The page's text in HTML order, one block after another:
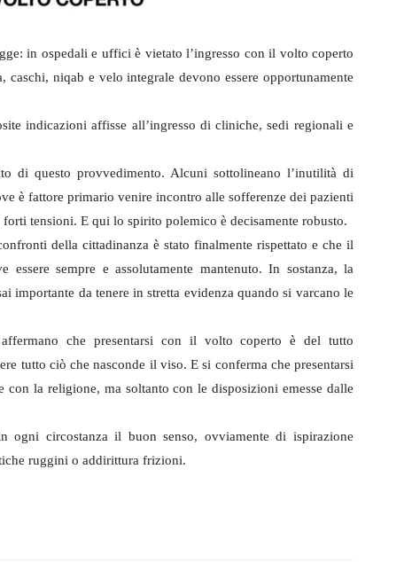
in ospedali e uffici è vietato l’ingresso con il volto coperto
niqab e velo integrale devono essere opportunamente
indicazioni affisse all’ingresso di cliniche, sedi regionali e
di questo provvedimento. Alcuni sottolineano l’inutilità di
è fattore primario venire incontro alle sofferenze dei pazienti
tensioni. E qui lo spirito polemico è decisamente robusto.
della cittadinanza è stato finalmente rispettato e che il
essere sempre e assolutamente mantenuto. In sostanza, la
importante da tenere in stretta evidenza quando si varcano le
che presentarsi con il volto coperto è del tutto
tutto ciò che nasconde il viso. E si conferma che presentarsi
la religione, ma soltanto con le disposizioni emesse dalle
ogni circostanza il buon senso, ovviamente di ispirazione
ruggini o addirittura frizioni.